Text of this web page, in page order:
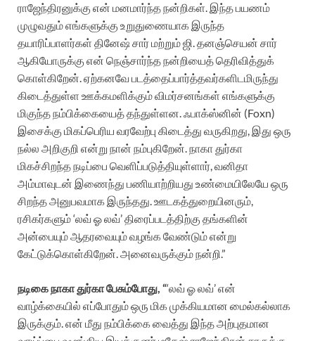
ராஜேந்திரனுக்கு என் மனமார்ந்த நன்றிகள். இந்த பயணம்
முழுவதும் எங்களுக்கு உறுதுணையாக இருந்த
தயாரிப்பாளர்கள் தினேஷ் சார் மற்றும் ஜி. தனஞ்செயன் சார்
ஆகியோருக்கு என் நெஞ்சார்ந்த நன்றியைத் தெரிவித்துக்
கொள்கிறேன். ஏற்கனவே படத்தைப்பார்த்தவர்களிடமிருந்து
கிடைத்துள்ள ஊக்கமளிக்கும் விமர்சனங்கள் எங்களுக்கு
மிகுந்த நம்பிக்கையைத் தந்துள்ளன. ஃபாக்ஸ்னின் (Foxn)
இசைக்கு மிகப்பெரிய வரவேற்பு கிடைத்து வருகிறது, இது ஒரு
நல்ல அறிகுறி என்று நான் நம்புகிறேன். நாகா துர்கா
மிகச்சிறந்த நடிப்பை வெளிப்படுத்தியுள்ளார், வனிதா
அம்மாவுடன் இணைந்து பணியாற்றியது உண்மையிலேயே ஒரு
சிறந்த அனுபவமாக இருந்தது. ஊடகத்துறையினரும்,
ரசிகர்களும் ‘லவ் ஓ லவ்’ திரைப்படத்திற்கு தங்களின்
அன்பையும் ஆதரவையும் வழங்க வேண்டும் என்று
கேட்டுக்கொள்கிறேன். அனைவருக்கும் நன்றி.”
நடிகை நாகா துர்கா பேசும்போது, “‘லவ் ஓ லவ்’ என்
வாழ்க்கையில் எப்போதும் ஒரு மிக முக்கியமான மைல்கல்லாக
இருக்கும். என் மீது நம்பிக்கை வைத்து இந்த அற்புதமான